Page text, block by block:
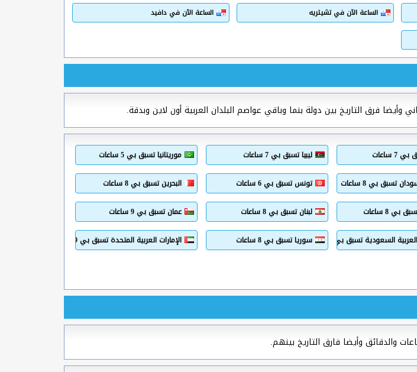
الساعة الآن في تشيتريه الساعة الآن في دافيد
وأيضا فرق التاريخ بين دولة بنما وباقي عواصم البلدان العربية أون لاين وبدقة.
ساعات ليبيا تسبق بي 7 ساعات موريتانيا تسبق بي 5 ساعات
تسبق بي 8 ساعات تونس تسبق بي 6 ساعات البحرين تسبق بي 8 ساعات
بي 8 ساعات لبنان تسبق بي 8 ساعات عمان تسبق بي 9 ساعات
السعودية تسبق بي 8 ساعات سوريا تسبق بي 8 ساعات الإمارات العربية المتحدة تسبق بي 9 ساعات
والدقائق وأيضا فارق التاريخ بينهم.